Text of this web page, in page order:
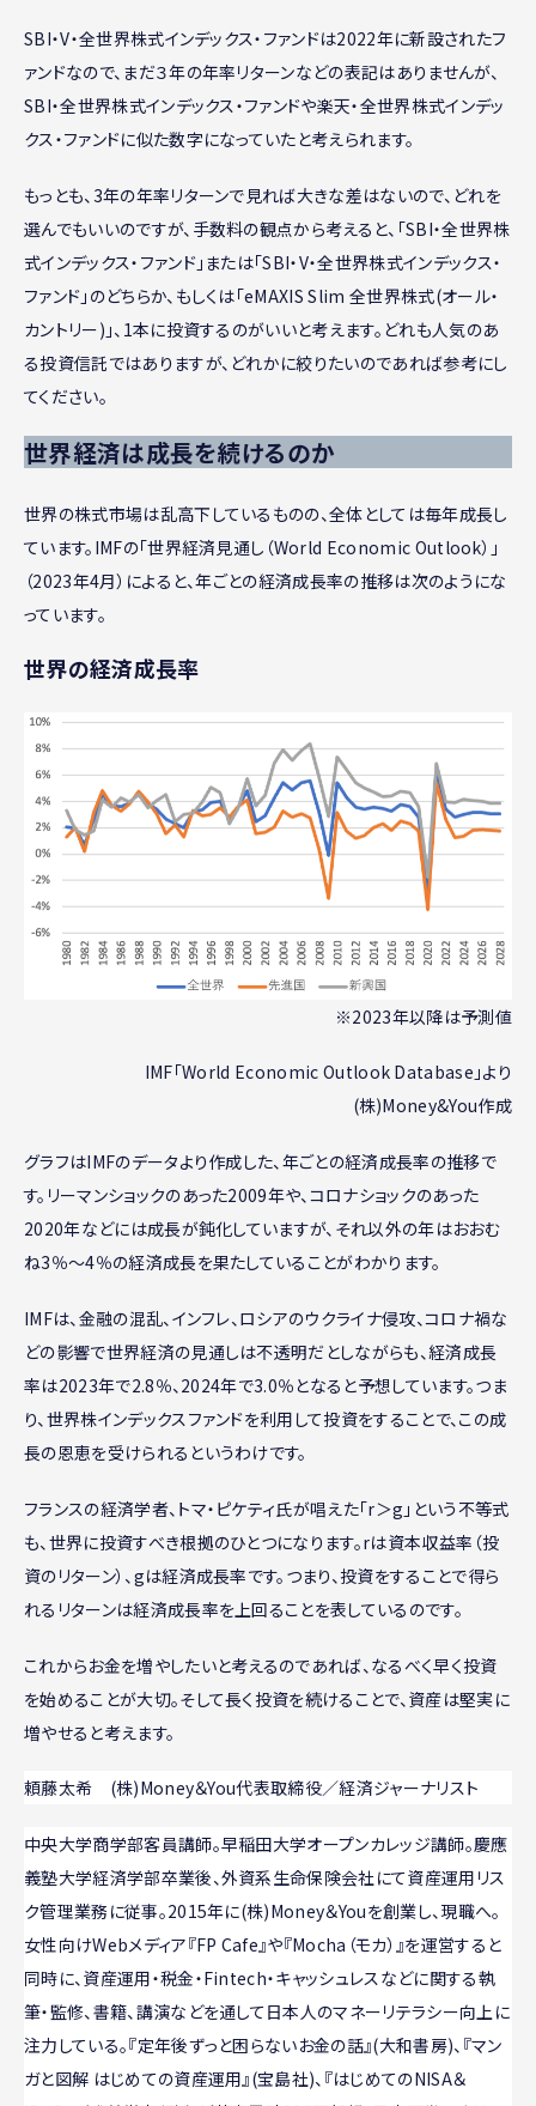
SBI・V・全世界株式インデックス・ファンドは2022年に新設されたフ
ァンドなので、まだ３年の年率リターンなどの表記はありませんが、
SBI・全世界株式インデックス・ファンドや楽天・全世界株式インデッ
クス・ファンドに似た数字になっていたと考えられます。
もっとも、3年の年率リターンで見れば大きな差はないので、どれを
選んでもいいのですが、手数料の観点から考えると、「SBI・全世界株
式インデックス・ファンド」または「SBI・V・全世界株式インデックス・
ファンド」のどちらか、もしくは「eMAXIS Slim 全世界株式(オール・
カントリー)」、1本に投資するのがいいと考えます。どれも人気のあ
る投資信託ではありますが、どれかに絞りたいのであれば参考にし
てください。
世界経済は成長を続けるのか
世界の株式市場は乱高下しているものの、全体としては毎年成長し
ています。IMFの「世界経済見通し（World Economic Outlook）」
（2023年4月）によると、年ごとの経済成長率の推移は次のようにな
っています。
世界の経済成長率
※2023年以降は予測値
IMF「World Economic Outlook Database」より
(株)Money&You作成
グラフはIMFのデータより作成した、年ごとの経済成長率の推移で
す。リーマンショックのあった2009年や、コロナショックのあった
2020年などには成長が鈍化していますが、それ以外の年はおおむ
ね3％〜4％の経済成長を果たしていることがわかります。
IMFは、金融の混乱、インフレ、ロシアのウクライナ侵攻、コロナ禍な
どの影響で世界経済の見通しは不透明だとしながらも、経済成長
率は2023年で2.8％、2024年で3.0％となると予想しています。つま
り、世界株インデックスファンドを利用して投資をすることで、この成
長の恩恵を受けられるというわけです。
フランスの経済学者、トマ・ピケティ氏が唱えた「r＞g」という不等式
も、世界に投資すべき根拠のひとつになります。rは資本収益率（投
資のリターン）、gは経済成長率です。つまり、投資をすることで得ら
れるリターンは経済成長率を上回ることを表しているのです。
これからお金を増やしたいと考えるのであれば、なるべく早く投資
を始めることが大切。そして長く投資を続けることで、資産は堅実に
増やせると考えます。
頼藤太希 (株)Money＆You代表取締役／経済ジャーナリスト
中央大学商学部客員講師。早稲田大学オープンカレッジ講師。慶應
義塾大学経済学部卒業後、外資系生命保険会社にて資産運用リス
ク管理業務に従事。2015年に(株)Money＆Youを創業し、現職へ。
女性向けWebメディア『FP Cafe』や『Mocha（モカ）』を運営すると
同時に、資産運用・税金・Fintech・キャッシュレスなどに関する執
筆・監修、書籍、講演などを通して日本人のマネーリテラシー向上に
注力している。『定年後ずっと困らないお金の話』(大和書房)、『マン
ガと図解 はじめての資産運用』(宝島社)、『はじめてのNISA＆